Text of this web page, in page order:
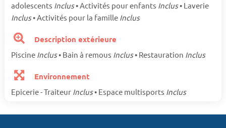
adolescents Inclus• Activités pour enfants Inclus• Laverie
Inclus• Activités pour la famille Inclus
Description extérieure
Piscine Inclus• Bain à remous Inclus• Restauration Inclus
Environnement
Epicerie - Traiteur Inclus• Espace multisports Inclus